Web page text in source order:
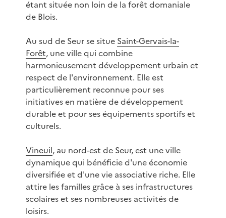
étant située non loin de la forêt domaniale
de Blois.
Au sud de Seur se situe Saint-Gervais-la-
Forêt, une ville qui combine
harmonieusement développement urbain et
respect de l'environnement. Elle est
particulièrement reconnue pour ses
initiatives en matière de développement
durable et pour ses équipements sportifs et
culturels.
Vineuil, au nord-est de Seur, est une ville
dynamique qui bénéficie d'une économie
diversifiée et d'une vie associative riche. Elle
attire les familles grâce à ses infrastructures
scolaires et ses nombreuses activités de
loisirs.